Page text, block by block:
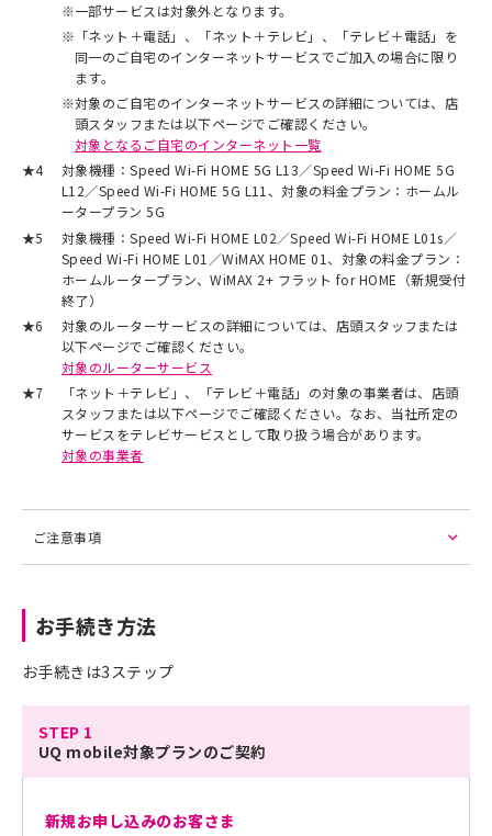
※一部サービスは対象外となります。
※ 「ネット＋電話」、「ネット＋テレビ」、「テレビ＋電話」を
同一のご自宅のインターネットサービスでご加入の場合に限り
ます。
※対象のご自宅のインターネットサービスの詳細については、店
頭スタッフまたは以下ページでご確認ください。
対象となるご自宅のインターネット一覧
★4
対象機種：Speed Wi-Fi HOME 5G L13／Speed Wi-Fi HOME 5G
L12／Speed Wi-Fi HOME 5G L11、対象の料金プラン：ホームル
ータープラン 5G
★5
対象機種：Speed Wi-Fi HOME L02／Speed Wi-Fi HOME L01s／
Speed Wi-Fi HOME L01／WiMAX HOME 01、対象の料金プラン：
ホームルータープラン、WiMAX 2+ フラット for HOME（新規受付
終了）
★6
対象のルーターサービスの詳細については、店頭スタッフまたは
以下ページでご確認ください。
対象のルーターサービス
★7
「ネット＋テレビ」、「テレビ＋電話」の対象の事業者は、店頭
スタッフまたは以下ページでご確認ください。なお、当社所定の
サービスをテレビサービスとして取り扱う場合があります。
対象の事業者
ご注意事項
お手続き方法
お手続きは3ステップ
STEP 1
UQ mobile対象プランのご契約
新規お申し込みのお客さま